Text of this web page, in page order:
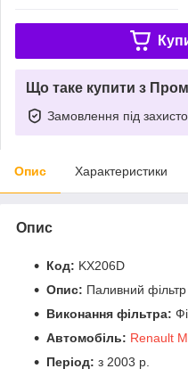
Що таке купити з
Замовлення під
Опис Характеристики
Опис
Код: KX206D
Опис: Паливний фільтр
Виконання фільтра:
Автомобіль: Renault
Період: з 2003 р.